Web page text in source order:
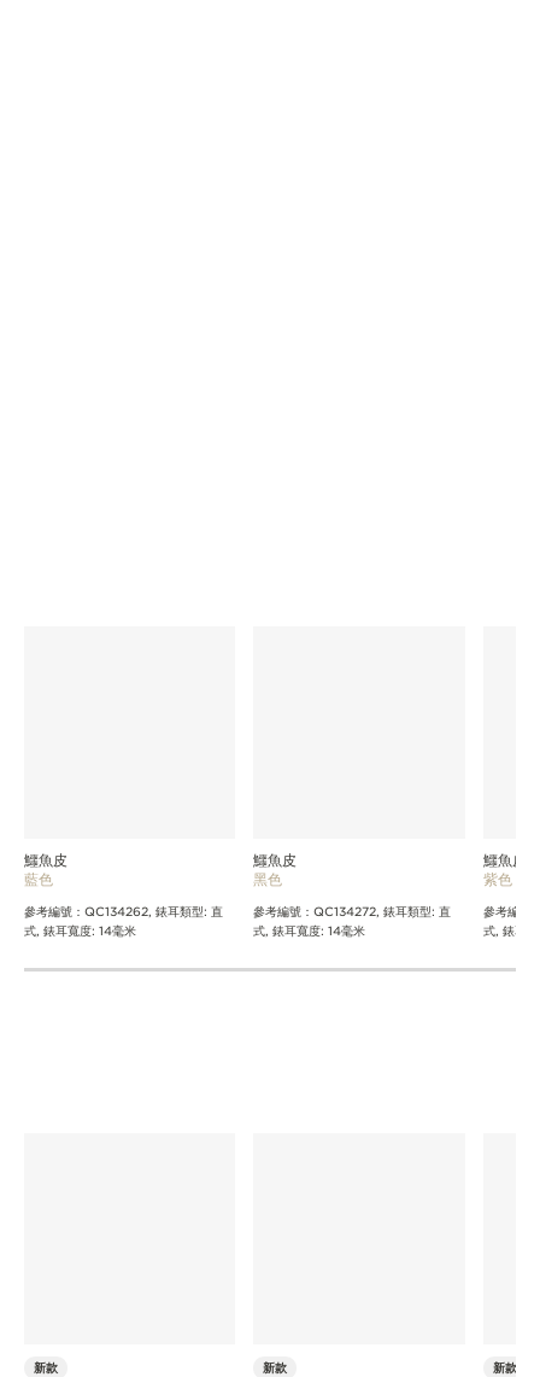
鱷魚皮
藍色
參考編號：QC134262, 錶耳類型: 直
式, 錶耳寬度: 14毫米
鱷魚皮
黑色
參考編號：QC134272, 錶耳類型: 直
式, 錶耳寬度: 14毫米
鱷魚皮
紫色
參考編號
式, 錶耳
新款 新款 新款